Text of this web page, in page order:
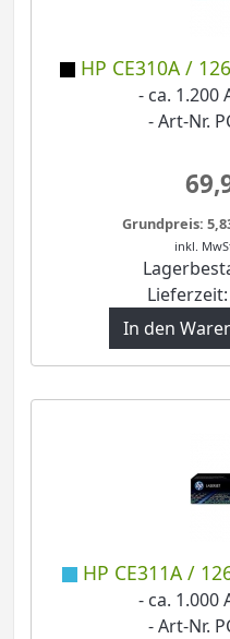
HP CE310A /
- ca. 1.200
- Art-Nr.
Grundpreis:
inkl.
HP CE311A /
- ca. 1.000
- Art-Nr.